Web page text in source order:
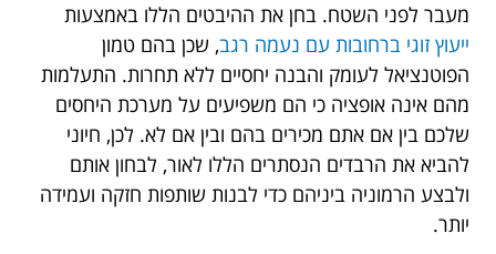
מעבר לפני השטח. בחן את ההיבטים הללו באמצעות
ייעוץ זוגי ברחובות עם נעמה רגב, שכן בהם טמון
הפוטנציאל לעומק והבנה יחסיים ללא תחרות. התעלמות
מהם אינה אופציה כי הם משפיעים על מערכת היחסים
שלכם בין אם אתם מכירים בהם ובין אם לא. לכן, חיוני
להביא את הרבדים הנסתרים הללו לאור, לבחון אותם
ולבצע הרמוניה ביניהם כדי לבנות שותפות חזקה ועמידה
יותר.